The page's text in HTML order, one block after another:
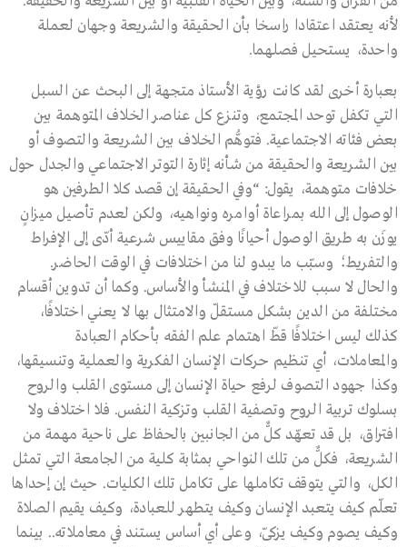
لأنه يعتقد اعتقادا راسخا بأن الحقيقة والشريعة وجهان لعملة
واحدة، يستحيل فصلهما.
بعبارة أخرى لقد كانت رؤية الأستاذ متجهة إلى البحث عن السبل
التي تكفل توحد المجتمع، وتنزع كل عناصر الخلاف المتوهمة بين
بعض فئاته الاجتماعية. فتوهُّم الخلاف بين الشريعة والتصوف أو
بين الشريعة والحقيقة من شأنه إثارة التوتر الاجتماعي والجدل حول
خلافات متوهمة، يقول: “وفي الحقيقة إن قصد كلا الطرفين هو
الوصول إلى الله بمراعاة أوامره ونواهيه، ولكن لعدم تأصيل ميزانٍ
يوزَن به طريق الوصول أحيانًا وفق مقاييس شرعية أدّى إلى الإفراط
والتفريط؛ وسبّب ما يبدو لنا من اختلافات في الوقت الحاضر.
والحال لا سبب للاختلاف في المنشأ والأساس. وكما أن تدوين أقسام
مختلفة من الدين بشكل مستقلّ والامتثال بها لا يعني اختلافًا،
كذلك ليس اختلافًا قطّ اهتمام علم الفقه بأحكام العبادة
والمعاملات، أي تنظيم حركات الإنسان الفكرية والعملية وتنسيقها،
وكذا جهود التصوف لرفع حياة الإنسان إلى مستوى القلب والروح
بسلوك تربية الروح وتصفية القلب وتزكية النفس. فلا اختلاف ولا
افتراق، بل قد تعهّد كلٌّ من الجانبين بالحفاظ على ناحية مهمة من
الشريعة، فكلٌّ من تلك النواحي بمثابة كلية من الجامعة التي تمثل
الكل، والتي يتوقف تكاملها على تكامل تلك الكليات. حيث إن إحداها
تعلّم كيف يتعبد الإنسان وكيف يتطهر للعبادة، وكيف يقيم الصلاة
وكيف يصوم وكيف يزكّى، وعلى أي أساس يستند في معاملاته.. بينما